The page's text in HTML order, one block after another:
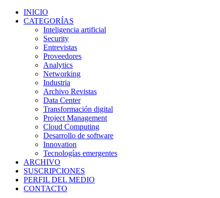
INICIO
CATEGORÍAS
Inteligencia artificial
Security
Entrevistas
Proveedores
Analytics
Networking
Industria
Archivo Revistas
Data Center
Transformación digital
Project Management
Cloud Computing
Desarrollo de software
Innovation
Tecnologías emergentes
ARCHIVO
SUSCRIPCIONES
PERFIL DEL MEDIO
CONTACTO